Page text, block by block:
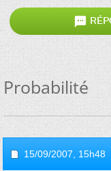

Probabilité
15/09/2007, 15h48